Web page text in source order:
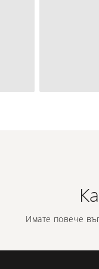
Имате повече